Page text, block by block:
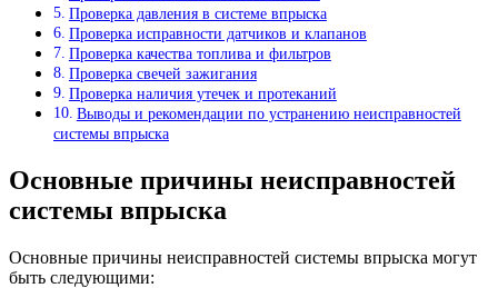
Проверка давления в системе впрыска
Проверка исправности датчиков и клапанов
Проверка качества топлива и фильтров
Проверка свечей зажигания
Проверка наличия утечек и протеканий
Выводы и рекомендации по устранению неисправностей
системы впрыска
Основные причины неисправностей
системы впрыска
Основные причины неисправностей системы впрыска могут
быть следующими: